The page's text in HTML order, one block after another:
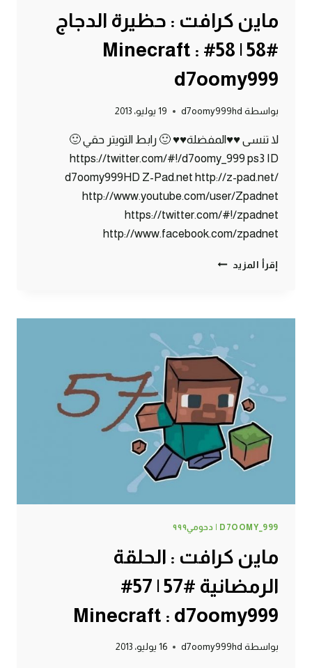
ماين كرافت : حظيرة الدجاج
#58 | 58# Minecraft :
d7oomy999
بواسطة d7oomy999hd 19 يوليو، 2013
لا تنسى ♥♥المفضلة♥♥ 🙂 رابط التويتر حقي 🙂
https://twitter.com/#!/d7oomy_999 ps3 ID
d7oomy999HD Z-Pad.net http://z-pad.net/
http://www.youtube.com/user/Zpadnet
https://twitter.com/#!/zpadnet
http://www.facebook.com/zpadnet
إقرأ المزيد ماين
الدجاج
58#
MINECRAFT
:
D7OOMY999
D7OOMY_999 | دحومي٩٩٩
ماين كرافت : الحلقة
الرمضانية #57 | 57#
Minecraft : d7oomy999
بواسطة d7oomy999hd 16 يوليو، 2013